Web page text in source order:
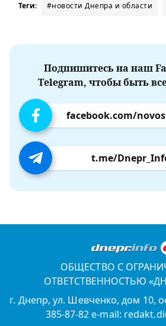
Теги: #новости Днепра и области
Подпишитесь на наш
Telegram, чтобы быть
t.me/
ОБЩЕСТВО С
ОТВЕТСТВЕННОСТЬЮ
г. Днепр, ул. Шевченко, дом 10,
385-87-82 e-mail: